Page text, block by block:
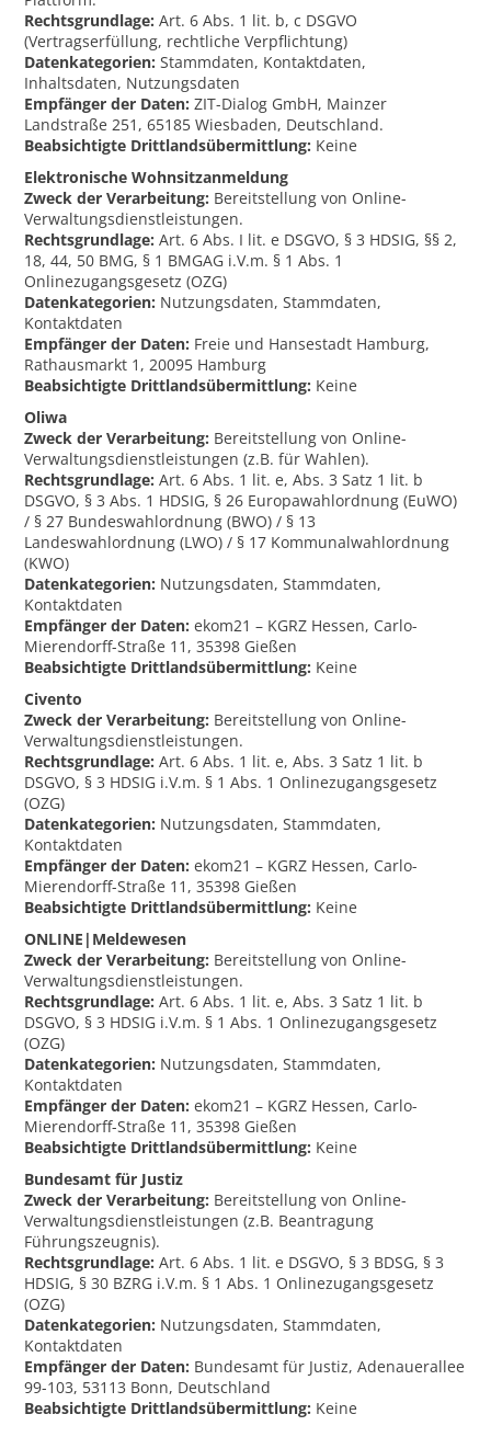
Rechtsgrundlage: Art. 6 Abs. 1 lit. b, c DSGVO
(Vertragserfüllung, rechtliche Verpflichtung)
Datenkategorien: Stammdaten, Kontaktdaten,
Inhaltsdaten, Nutzungsdaten
Empfänger der Daten: ZIT-Dialog GmbH, Mainzer
Landstraße 251, 65185 Wiesbaden, Deutschland.
Beabsichtigte Drittlandsübermittlung: Keine
Elektronische Wohnsitzanmeldung
Zweck der Verarbeitung: Bereitstellung von Online-
Verwaltungsdienstleistungen.
Rechtsgrundlage: Art. 6 Abs. I lit. e DSGVO, § 3 HDSIG, §§ 2,
18, 44, 50 BMG, § 1 BMGAG i.V.m. § 1 Abs. 1
Onlinezugangsgesetz (OZG)
Datenkategorien: Nutzungsdaten, Stammdaten,
Kontaktdaten
Empfänger der Daten: Freie und Hansestadt Hamburg,
Rathausmarkt 1, 20095 Hamburg
Beabsichtigte Drittlandsübermittlung: Keine
Oliwa
Zweck der Verarbeitung: Bereitstellung von Online-
Verwaltungsdienstleistungen (z.B. für Wahlen).
Rechtsgrundlage: Art. 6 Abs. 1 lit. e, Abs. 3 Satz 1 lit. b
DSGVO, § 3 Abs. 1 HDSIG, § 26 Europawahlordnung (EuWO)
/ § 27 Bundeswahlordnung (BWO) / § 13
Landeswahlordnung (LWO) / § 17 Kommunalwahlordnung
(KWO)
Datenkategorien: Nutzungsdaten, Stammdaten,
Kontaktdaten
Empfänger der Daten: ekom21 – KGRZ Hessen, Carlo-
Mierendorff-Straße 11, 35398 Gießen
Beabsichtigte Drittlandsübermittlung: Keine
Civento
Zweck der Verarbeitung: Bereitstellung von Online-
Verwaltungsdienstleistungen.
Rechtsgrundlage: Art. 6 Abs. 1 lit. e, Abs. 3 Satz 1 lit. b
DSGVO, § 3 HDSIG i.V.m. § 1 Abs. 1 Onlinezugangsgesetz
(OZG)
Datenkategorien: Nutzungsdaten, Stammdaten,
Kontaktdaten
Empfänger der Daten: ekom21 – KGRZ Hessen, Carlo-
Mierendorff-Straße 11, 35398 Gießen
Beabsichtigte Drittlandsübermittlung: Keine
ONLINE|Meldewesen
Zweck der Verarbeitung: Bereitstellung von Online-
Verwaltungsdienstleistungen.
Rechtsgrundlage: Art. 6 Abs. 1 lit. e, Abs. 3 Satz 1 lit. b
DSGVO, § 3 HDSIG i.V.m. § 1 Abs. 1 Onlinezugangsgesetz
(OZG)
Datenkategorien: Nutzungsdaten, Stammdaten,
Kontaktdaten
Empfänger der Daten: ekom21 – KGRZ Hessen, Carlo-
Mierendorff-Straße 11, 35398 Gießen
Beabsichtigte Drittlandsübermittlung: Keine
Bundesamt für Justiz
Zweck der Verarbeitung: Bereitstellung von Online-
Verwaltungsdienstleistungen (z.B. Beantragung
Führungszeugnis).
Rechtsgrundlage: Art. 6 Abs. 1 lit. e DSGVO, § 3 BDSG, § 3
HDSIG, § 30 BZRG i.V.m. § 1 Abs. 1 Onlinezugangsgesetz
(OZG)
Datenkategorien: Nutzungsdaten, Stammdaten,
Kontaktdaten
Empfänger der Daten: Bundesamt für Justiz, Adenauerallee
99-103, 53113 Bonn, Deutschland
Beabsichtigte Drittlandsübermittlung: Keine